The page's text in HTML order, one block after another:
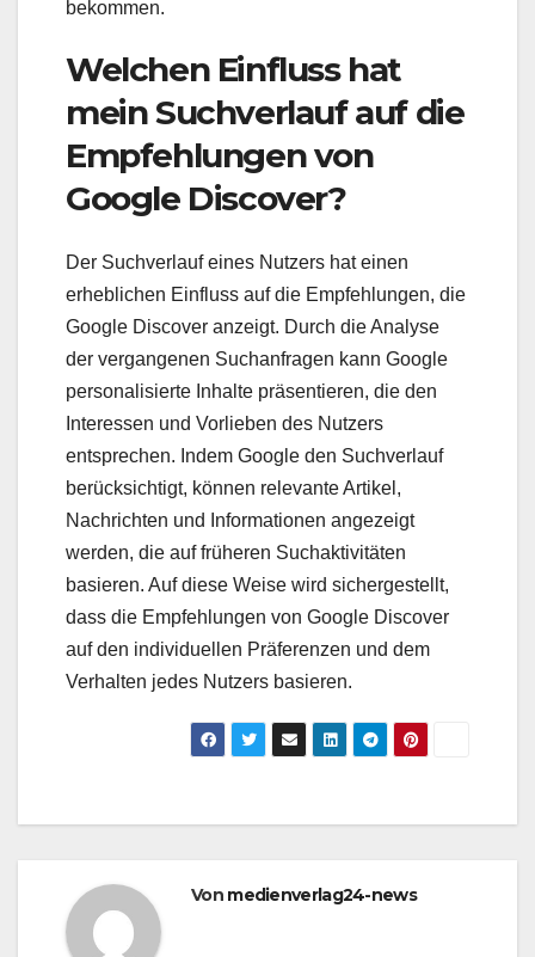
bekommen.
Welchen Einfluss hat
mein Suchverlauf auf die
Empfehlungen von
Google Discover?
Der Suchverlauf eines Nutzers hat einen
erheblichen Einfluss auf die Empfehlungen, die
Google Discover anzeigt. Durch die Analyse
der vergangenen Suchanfragen kann Google
personalisierte Inhalte präsentieren, die den
Interessen und Vorlieben des Nutzers
entsprechen. Indem Google den Suchverlauf
berücksichtigt, können relevante Artikel,
Nachrichten und Informationen angezeigt
werden, die auf früheren Suchaktivitäten
basieren. Auf diese Weise wird sichergestellt,
dass die Empfehlungen von Google Discover
auf den individuellen Präferenzen und dem
Verhalten jedes Nutzers basieren.
Von medienverlag24-news